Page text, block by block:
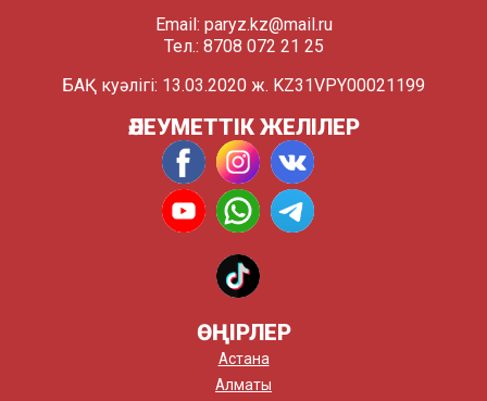
Email: paryz.kz@mail.ru
Тел.: 8708 072 21 25
БАҚ куәлігі: 13.03.2020 ж. KZ31VPY00021199
ӘЛЕУМЕТТІК ЖЕЛІЛЕР
ӨҢІРЛЕР
Астана
Алматы